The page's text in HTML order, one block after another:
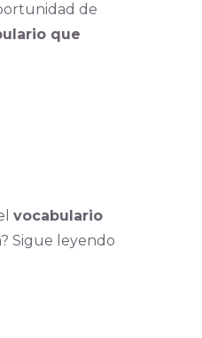
de
que
vocabulario
Sigue leyendo